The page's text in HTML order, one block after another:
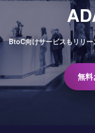
BtoC向けサービスもリリー
無